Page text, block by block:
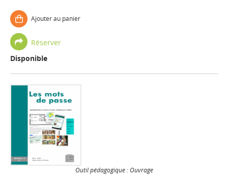
Ajouter au panier
Réserver
Disponible
Outil pédagogique : Ouvrage